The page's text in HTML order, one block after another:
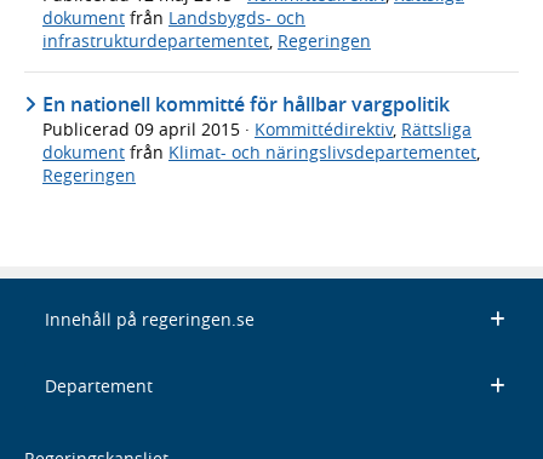
dokument från Landsbygds- och
infrastrukturdepartementet, Regeringen
En nationell kommitté för hållbar vargpolitik
Publicerad 09 april 2015 · Kommittédirektiv, Rättsliga
dokument från Klimat- och näringslivsdepartementet,
Regeringen
Innehåll på regeringen.se
Departement